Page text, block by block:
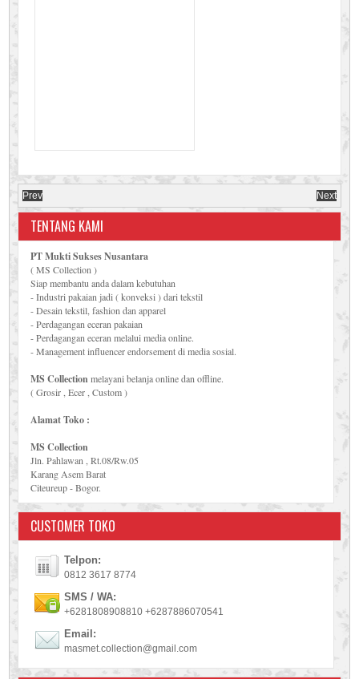
Prev Next
TENTANG KAMI
PT Mukti Sukses Nusantara
( MS Collection )
Siap membantu anda dalam kebutuhan
- Industri pakaian jadi ( konveksi ) dari tekstil
- Desain tekstil, fashion dan apparel
- Perdagangan eceran pakaian
- Perdagangan eceran melalui media online.
- Management influencer endorsement di media sosial.
MS Collectionmelayani belanja online dan offline.
( Grosir , Ecer , Custom )
Alamat Toko :
MS Collection
Jln. Pahlawan , Rt.08/Rw.05
Karang Asem Barat
Citeureup - Bogor.
CUSTOMER TOKO
Telpon:
0812 3617 8774
SMS / WA:
+6281808908810 +6287886070541
Email:
masmet.collection@gmail.com